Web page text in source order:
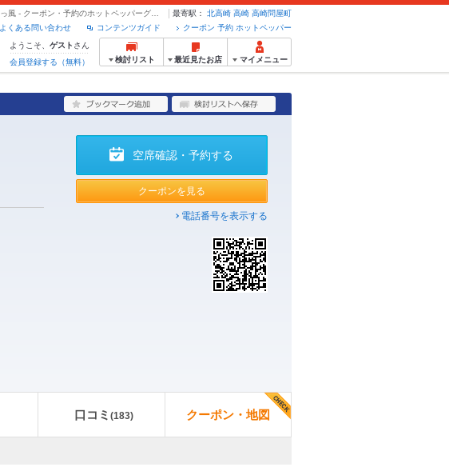
最寄駅： 北高崎 高崎 高崎問屋町
クーポン 予約 ホットペッパー
コンテンツガイド
よくある問い合わせ
ようこそ、 ゲスト さん
会員登録する（無料）
検討リスト 最近見たお店 マイメニュー
空席確認・予約する
クーポンを見る
電話番号を表示する
口コミ (183) クーポン・地図